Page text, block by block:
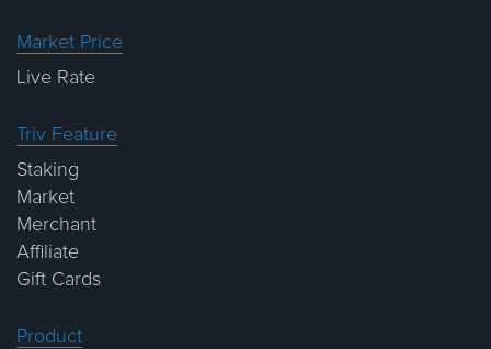
Market Price
Live Rate
Triv Feature
Staking
Market
Merchant
Affiliate
Gift Cards
Product